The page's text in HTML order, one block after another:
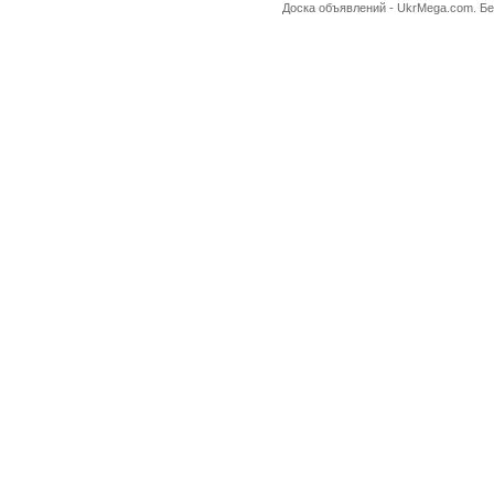
Доска объявлений - UkrMega.com.